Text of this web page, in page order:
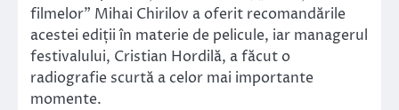
filmelor” Mihai Chirilov a oferit recomandările
acestei ediții în materie de pelicule, iar managerul
festivalului, Cristian Hordilă, a făcut o
radiografie scurtă a celor mai importante
momente.